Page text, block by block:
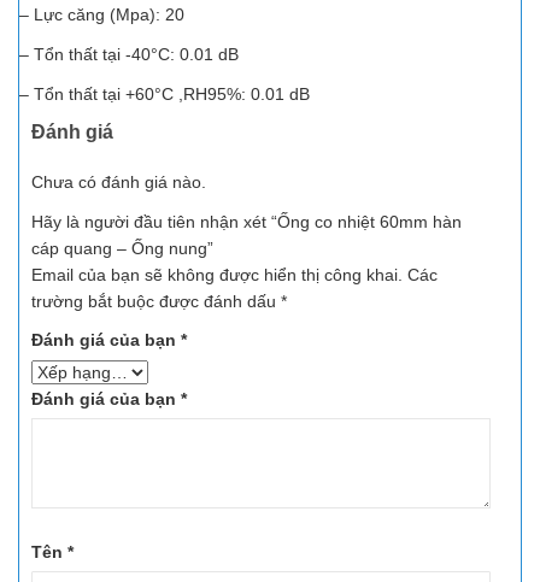
– Lực căng (Mpa): 20
– Tổn thất tại -40°C: 0.01 dB
– Tổn thất tại +60°C ,RH95%: 0.01 dB
Đánh giá
Chưa có đánh giá nào.
Hãy là người đầu tiên nhận xét “Ống co nhiệt 60mm hàn
cáp quang – Ống nung”
Email của bạn sẽ không được hiển thị công khai. Các
trường bắt buộc được đánh dấu *
Đánh giá của bạn *
Đánh giá của bạn *
Tên *